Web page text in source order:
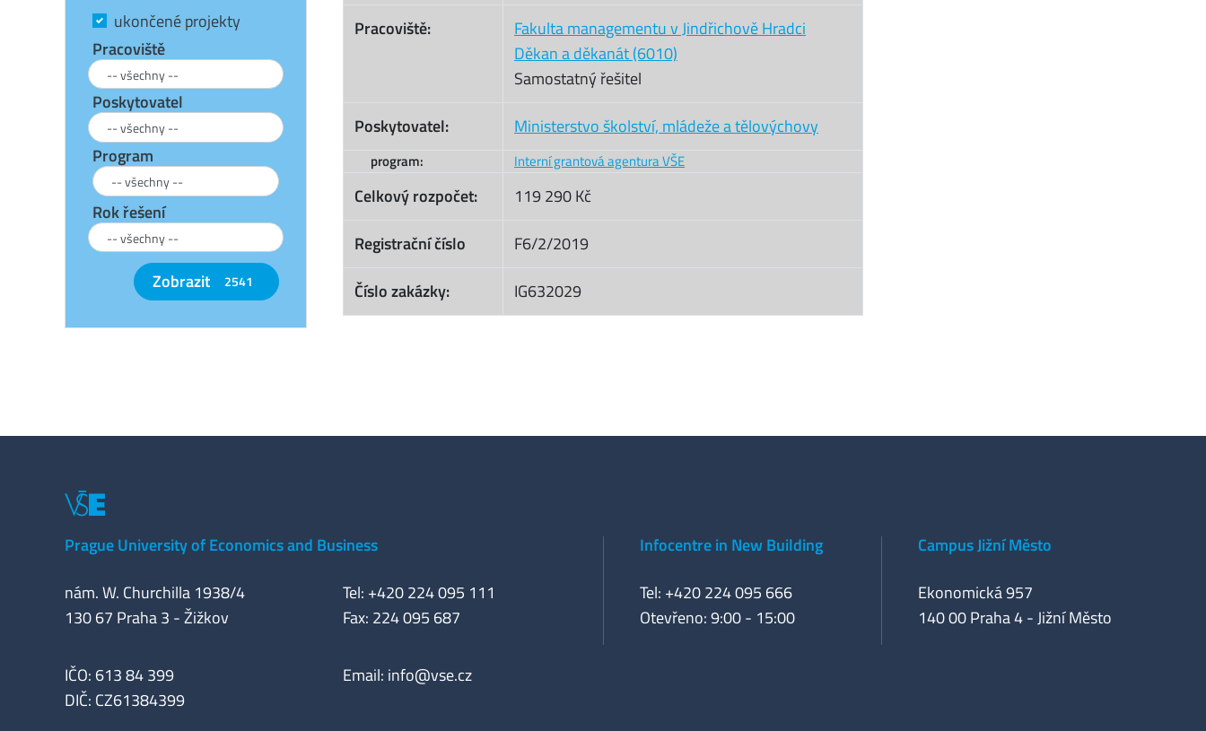
Pracoviště:
Fakulta managementu v Jindřichově Hradci
Děkan a děkanát (6010)
Samostatný řešitel
Poskytovatel:
Ministerstvo školství, mládeže a tělovýchovy
program: Interní grantová agentura VŠE
Celkový rozpočet:
119 290 Kč
Registrační číslo
F6/2/2019
Číslo zakázky:
IG632029
ukončené projekty
Pracoviště
Poskytovatel
Program
Rok řešení
Zobrazit 2541
Prague University of Economics and Business
nám. W. Churchilla 1938/4
130 67 Praha 3 - Žižkov
Tel: +420 224 095 111
Fax: 224 095 687
IČO: 613 84 399
DIČ: CZ61384399
Email: info@vse.cz
Infocentre in New Building
Tel: +420 224 095 666
Otevřeno: 9:00 - 15:00
Campus Jižní Město
Ekonomická 957
140 00 Praha 4 - Jižní Město